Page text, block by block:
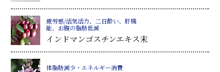
疲労感/活気活力、二日酔い、肝機
能、お腹の脂肪低減
インドマンゴスチンエキス末
体脂肪減少・エネルギー消費